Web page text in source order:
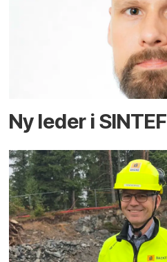
Ny leder i SINTEF